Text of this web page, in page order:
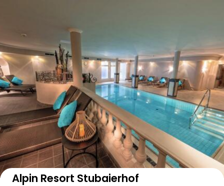
Auf der Karte anzeigen
Alpin Resort Stubaierhof